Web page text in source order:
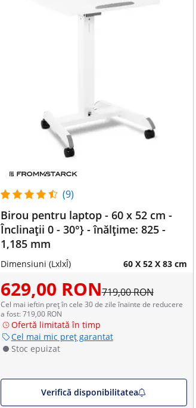
(9)
Birou pentru laptop - 60 x 52 cm -
Înclinații 0 - 30°} - înălțime: 825 -
1,185 mm
Dimensiuni (LxlxÎ) 60 X 52 X 83 cm
629,00 RON719,00 RON
Cel mai ieftin preț în cele 30 de zile înainte de reducere
a fost: 719,00 RON
Ofertă limitată în timp
Cel mai mic preț garantat
Stoc epuizat
Verifică disponibilitatea